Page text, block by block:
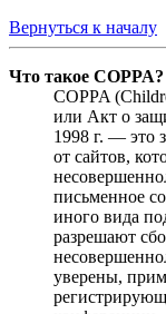
Вернуться к началу
Что такое COPPA?
COPPA
или Акт о
1998 г. — это
от сайтов,
письменное
иного вида
разрешают
уверены,